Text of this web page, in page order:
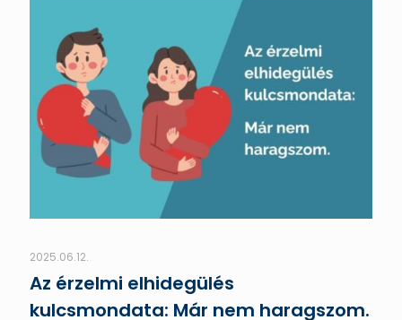
2025.06.12.
Az érzelmi elhidegülés
kulcsmondata: Már nem haragszom.